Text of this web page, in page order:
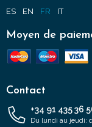
ES EN FR IT
Moyen de
Contact
+34 91 435 36
Du lundi au jeudi: